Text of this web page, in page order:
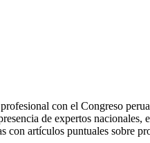
con el Congreso
de expertos
artículos puntuales sobre